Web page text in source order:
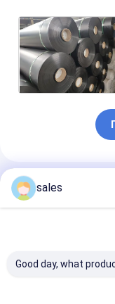
sales
Good day, what